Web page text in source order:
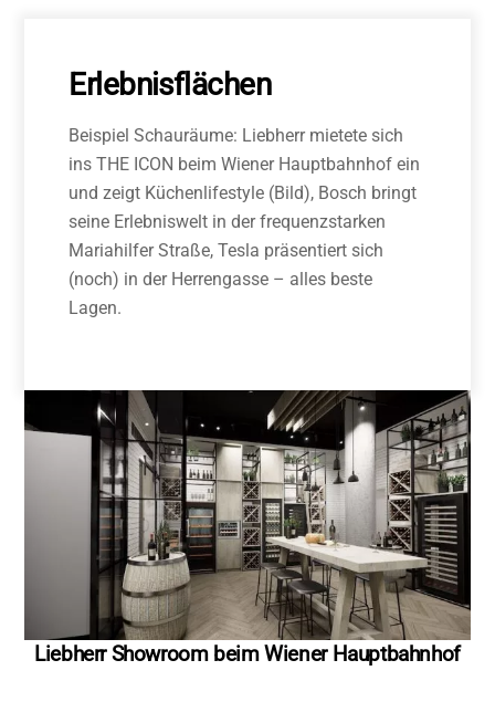
Erlebnisflächen
Beispiel Schauräume: Liebherr mietete sich
ins THE ICON beim Wiener Hauptbahnhof ein
und zeigt Küchenlifestyle (Bild), Bosch bringt
seine Erlebniswelt in der frequenzstarken
Mariahilfer Straße, Tesla präsentiert sich
(noch) in der Herrengasse – alles beste
Lagen.
Liebherr Showroom beim Wiener Hauptbahnhof